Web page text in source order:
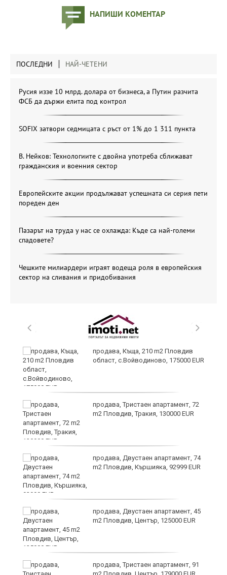
НАПИШИ КОМЕНТАР
ПОСЛЕДНИ НАЙ-ЧЕТЕНИ
Русия иззе 10 млрд. долара от бизнеса, а Путин разчита
ФСБ да държи елита под контрол
SOFIX затвори седмицата с ръст от 1% до 1 311 пункта
В. Нейков: Технологиите с двойна употреба сближават
гражданския и военния сектор
Европейските акции продължават успешната си серия пети
пореден ден
Пазарът на труда у нас се охлажда: Къде са най-големи
спадовете?
Чешките милиардери играят водеща роля в европейския
сектор на сливания и придобивания
продава, Къща, 210 m2 Пловдив
област, с.Войводиново, 175000 EUR
продава, Тристаен апартамент, 72
m2 Пловдив, Тракия, 130000 EUR
продава, Двустаен апартамент, 74
m2 Пловдив, Кършияка, 92999 EUR
продава, Двустаен апартамент, 45
m2 Пловдив, Център, 125000 EUR
продава, Тристаен апартамент, 91
m2 Пловдив, Център, 179000 EUR